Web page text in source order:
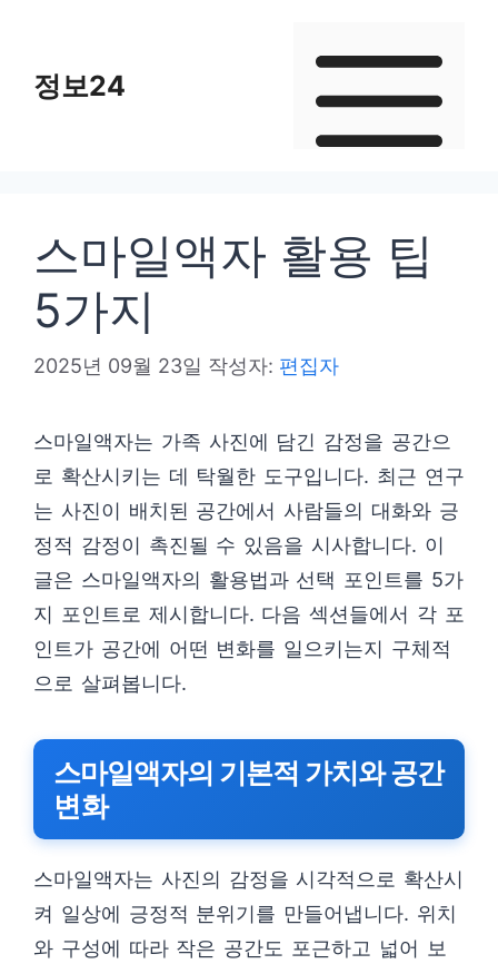
정보24
스마일액자 활용 팁
5가지
2025년 09월 23일 작성자: 편집자
스마일액자는 가족 사진에 담긴 감정을 공간으
로 확산시키는 데 탁월한 도구입니다. 최근 연구
는 사진이 배치된 공간에서 사람들의 대화와 긍
정적 감정이 촉진될 수 있음을 시사합니다. 이
글은 스마일액자의 활용법과 선택 포인트를 5가
지 포인트로 제시합니다. 다음 섹션들에서 각 포
인트가 공간에 어떤 변화를 일으키는지 구체적
으로 살펴봅니다.
스마일액자의 기본적 가치와 공간
변화
스마일액자는 사진의 감정을 시각적으로 확산시
켜 일상에 긍정적 분위기를 만들어냅니다. 위치
와 구성에 따라 작은 공간도 포근하고 넓어 보